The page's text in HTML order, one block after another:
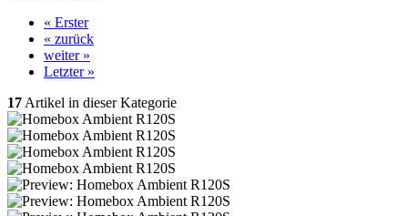
« Erster
« zurück
weiter »
Letzter »
17 Artikel in dieser Kategorie